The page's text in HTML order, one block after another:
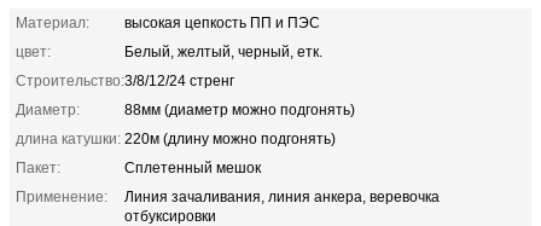
Материал:
высокая цепкость ПП и ПЭС
цвет:
Белый, желтый, черный, етк.
Строительство:3/8/12/24 стренг
Диаметр:
88мм (диаметр можно подгонять)
длина катушки: 220м (длину можно подгонять)
Пакет:
Сплетенный мешок
Применение:
Линия зачаливания, линия анкера, веревочка
отбуксировки